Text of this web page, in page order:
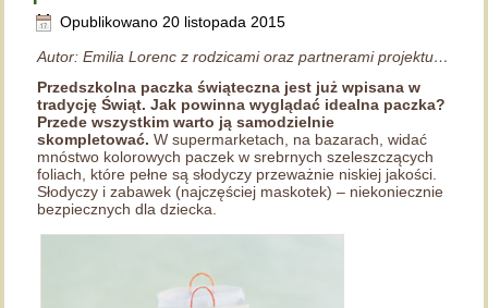
Opublikowano 20 listopada 2015
Autor: Emilia Lorenc z rodzicami oraz partnerami projektu…
Przedszkolna paczka świąteczna jest już wpisana w
tradycję Świąt. Jak powinna wyglądać idealna paczka?
Przede wszystkim warto ją samodzielnie
skompletować. W supermarketach, na bazarach, widać
mnóstwo kolorowych paczek w srebrnych szeleszczących
foliach, które pełne są słodyczy przeważnie niskiej jakości.
Słodyczy i zabawek (najczęściej maskotek) – niekoniecznie
bezpiecznych dla dziecka.